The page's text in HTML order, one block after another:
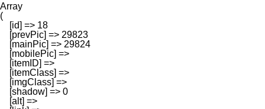
Array
(
    [id] => 18
    [prevPic] => 29823
    [mainPic] => 29824
    [mobilePic] =>
    [itemID] =>
    [itemClass] =>
    [imgClass] =>
    [shadow] => 0
    [alt] =>